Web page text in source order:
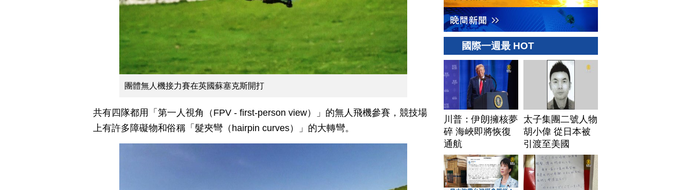
團體無人機接力賽在英國蘇塞克斯開打
共有四隊都用「第一人視角（FPV - first-person view）」的無人飛機參賽，競技場
上有許多障礙物和俗稱「髮夾彎（hairpin curves）」的大轉彎。
國際一週最 HOT
川普：伊朗擁核夢
碎 海峽即將恢復
通航
太子集團二號人物
胡小偉 從日本被
引渡至美國